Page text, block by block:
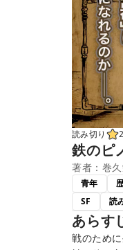
読み切り
鉄のピ
著者：巻
青年
SF
読
あらす
戦のため